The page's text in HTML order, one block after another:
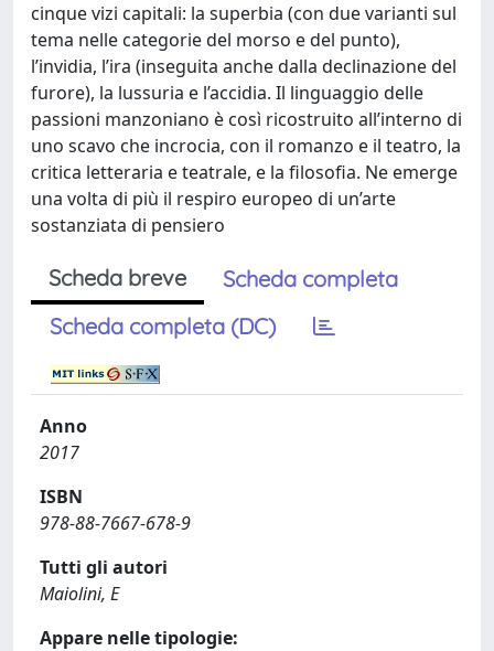
cinque vizi capitali: la superbia (con due varianti sul
tema nelle categorie del morso e del punto),
l’invidia, l’ira (inseguita anche dalla declinazione del
furore), la lussuria e l’accidia. Il linguaggio delle
passioni manzoniano è così ricostruito all’interno di
uno scavo che incrocia, con il romanzo e il teatro, la
critica letteraria e teatrale, e la filosofia. Ne emerge
una volta di più il respiro europeo di un’arte
sostanziata di pensiero
Scheda breve
Scheda completa
Scheda completa (DC)
Anno
2017
ISBN
978-88-7667-678-9
Tutti gli autori
Maiolini, E
Appare nelle tipologie: